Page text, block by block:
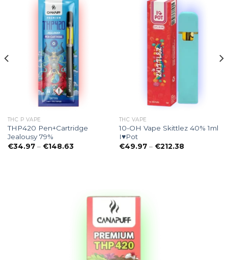
THC P VAPE
THP420 Pen+Cartridge
Jealousy 79%
€34.97 – €148.63Preisspanne:
THC VAPE
10-OH Vape Skittlez 40% 1ml
I♥Pot
€49.97 – €212.38Preisspanne: